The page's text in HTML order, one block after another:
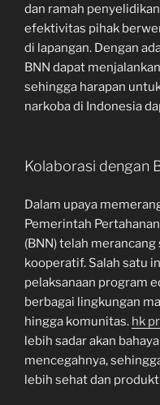
dan ramah
efektivitas pihak
di lapangan. Dengan
BNN dapat
sehingga harapan
narkoba di Indonesia
Kolaborasi dengan
Dalam upaya
Pemerintah
(BNN) telah
kooperatif. Salah satu
pelaksanaan program
berbagai lingkungan
hingga komunitas. hk
lebih sadar akan
mencegahnya,
lebih sehat dan